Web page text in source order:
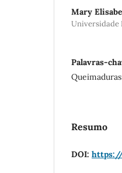
Mary
Universidade
Palavras-
Queimaduras
Resumo
DOI: https://